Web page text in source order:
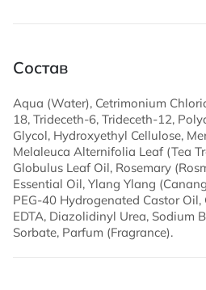
Состав
Aqua (Water), Cetrimonium
18, Trideceth-6, Trideceth-12,
Glycol, Hydroxyethyl Cellulose,
Melaleuca Alternifolia Leaf (Tea
Globulus Leaf Oil, Rosemary
Essential Oil, Ylang Ylang
PEG-40 Hydrogenated Castor
EDTA, Diazolidinyl Urea, Sodium
Sorbate, Parfum (Fragrance).